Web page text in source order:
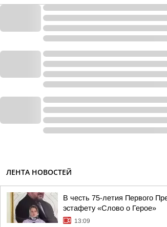
ЛЕНТА НОВОСТЕЙ
В честь 75-летия Первого
эстафету «Слово о Герое»
13:09